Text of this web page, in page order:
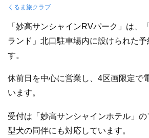
くるま旅クラブ
「妙高サンシャインRVパーク」は、
ランド」北口駐車場内に設けられた
す。
休前日を中心に営業し、4区画限定で
います。
受付は「妙高サンシャインホテル」
型犬の同伴にも対応しています。